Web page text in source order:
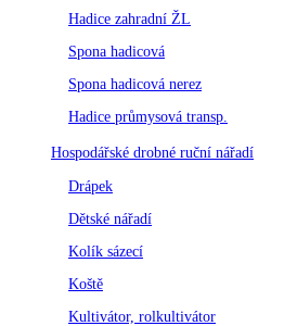
Hadice zahradní ŽL
Spona hadicová
Spona hadicová nerez
Hadice průmysová transp.
Hospodářské drobné ruční nářadí
Drápek
Dětské nářadí
Kolík sázecí
Koště
Kultivátor, rolkultivátor